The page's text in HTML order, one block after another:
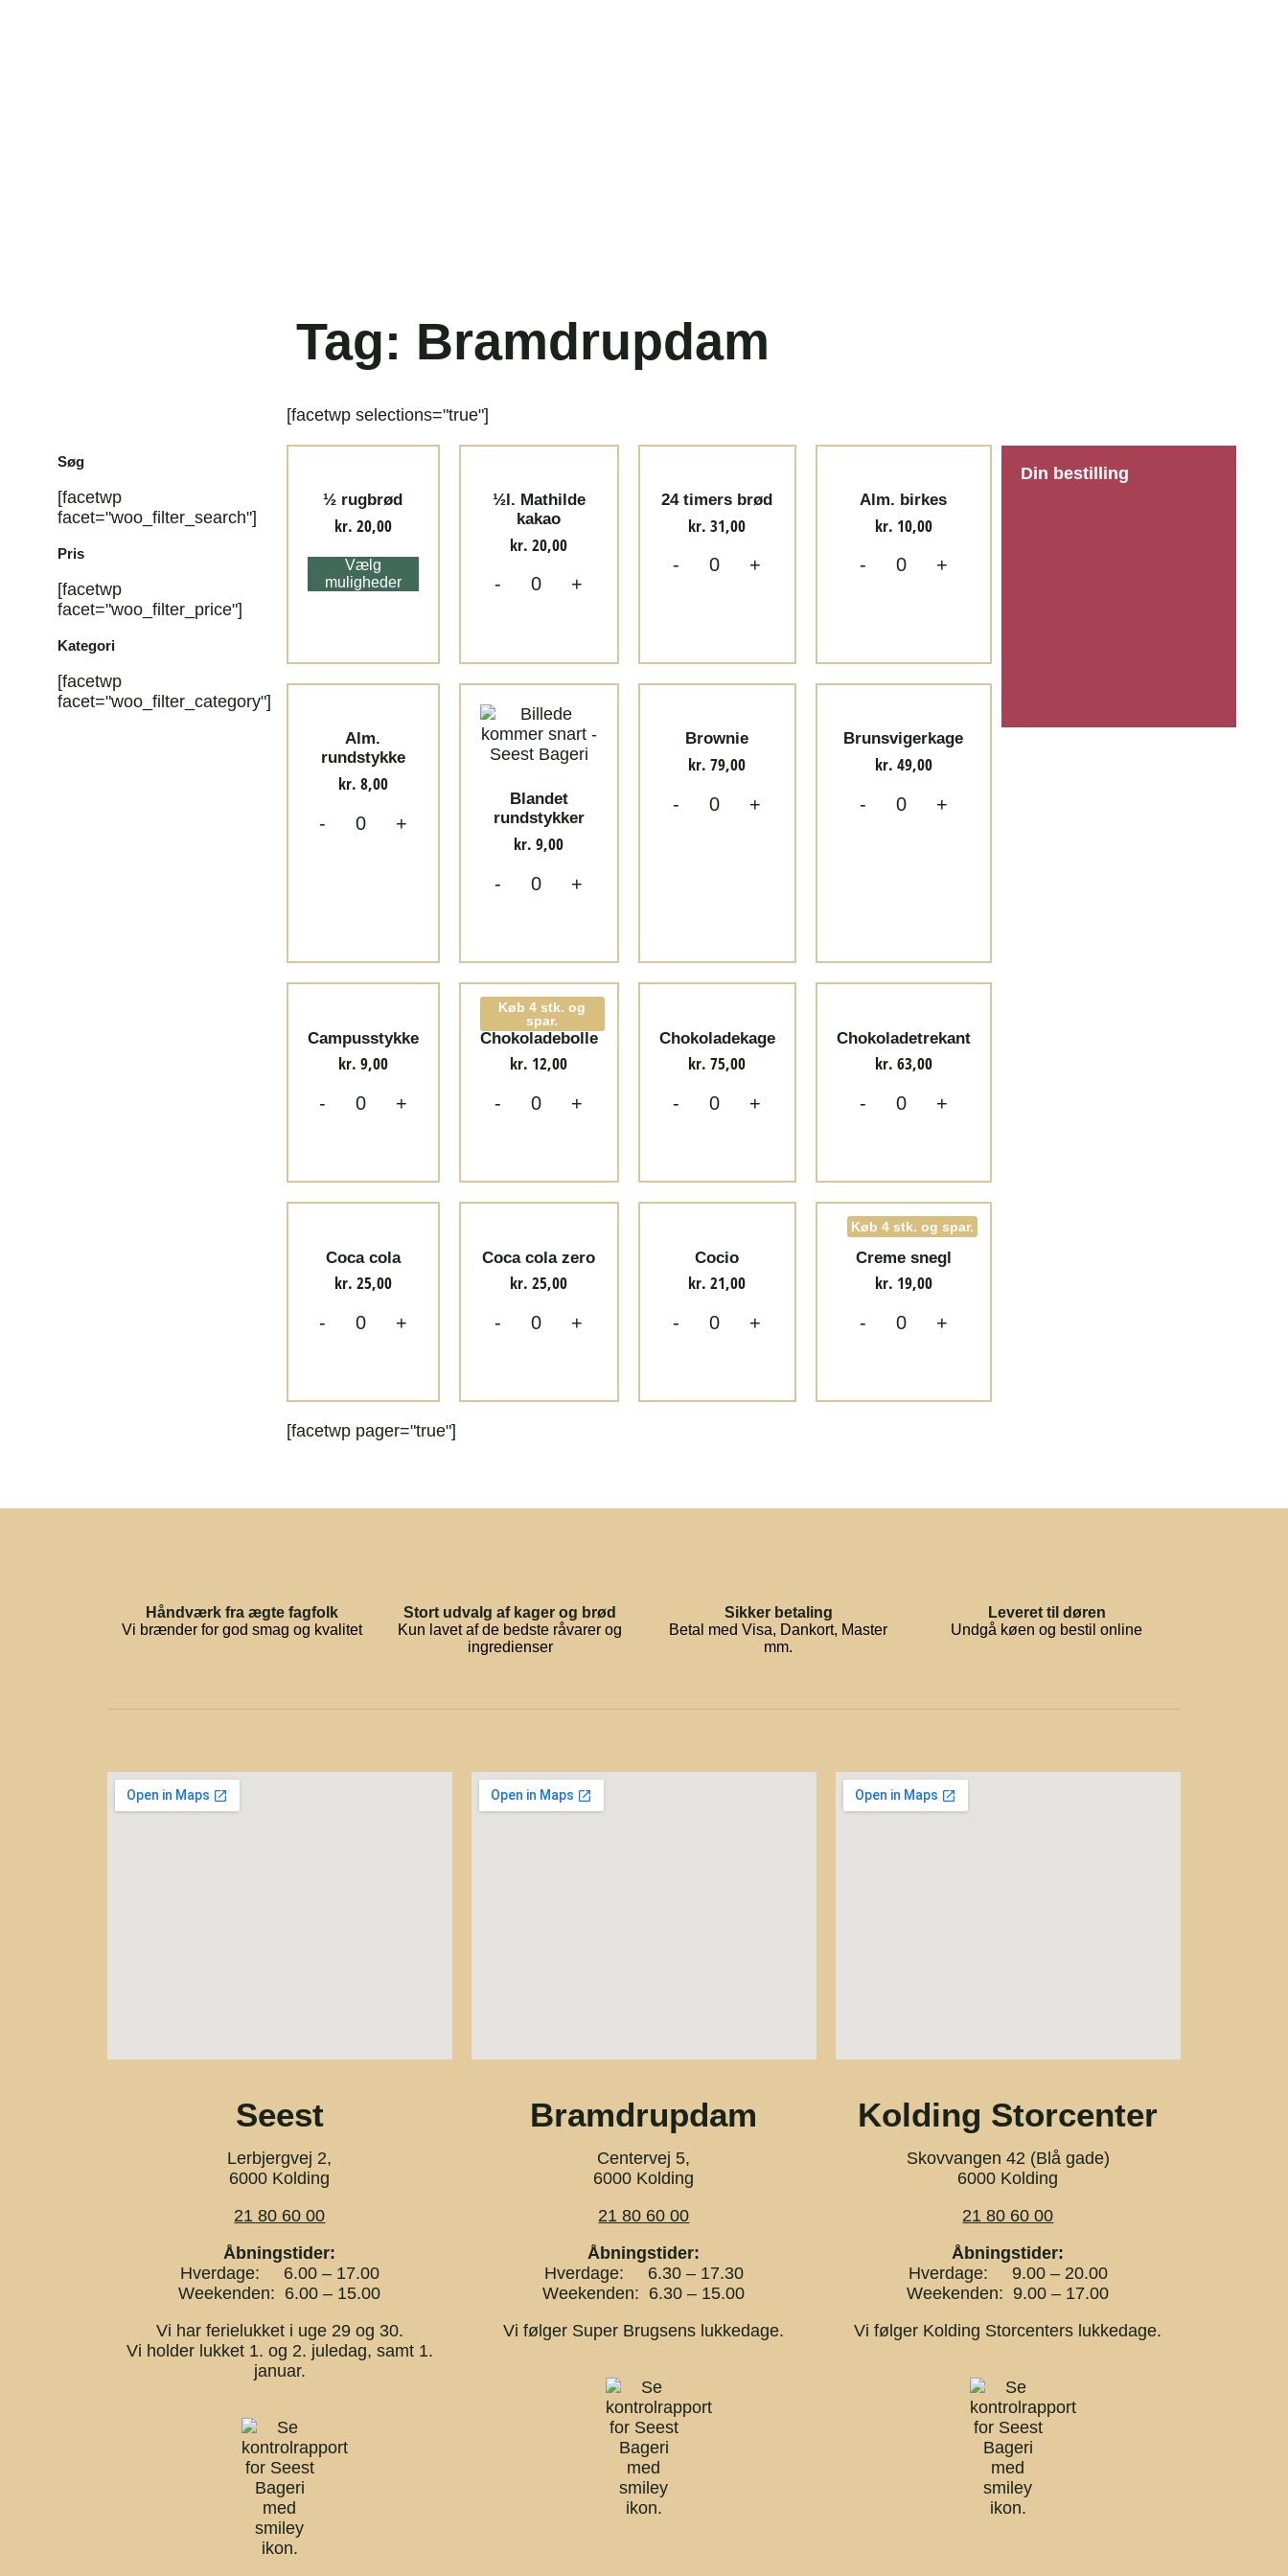
Tag: Bramdrupdam
Søg
[facetwp
facet="woo_filter_search"]
Pris
[facetwp
facet="woo_filter_price"]
Kategori
[facetwp
facet="woo_filter_category"]
[facetwp selections="true"]
½ rugbrød
kr. 20,00
Vælg
muligheder
½l. Mathilde
kakao
kr. 20,00
- +
24 timers brød
kr. 31,00
- +
Alm. birkes
kr. 10,00
- +
Alm.
rundstykke
kr. 8,00
- +
Blandet
rundstykker
kr. 9,00
- +
Brownie
kr. 79,00
- +
Brunsvigerkage
kr. 49,00
- +
Campusstykke
kr. 9,00
- +
Køb 4 stk. og
spar.
Chokoladebolle
kr. 12,00
- +
Chokoladekage
kr. 75,00
- +
Chokoladetrekant
kr. 63,00
- +
Coca cola
kr. 25,00
- +
Coca cola zero
kr. 25,00
- +
Cocio
kr. 21,00
- +
Køb 4 stk. og spar.
Creme snegl
kr. 19,00
- +
[facetwp pager="true"]
Din bestilling
Håndværk fra ægte fagfolk
Vi brænder for god smag og kvalitet
Stort udvalg af kager og brød
Kun lavet af de bedste råvarer og
ingredienser
Sikker betaling
Betal med Visa, Dankort, Master
mm.
Leveret til døren
Undgå køen og bestil online
Seest
Lerbjergvej 2,
6000 Kolding
21 80 60 00
Åbningstider:
Hverdage: 6.00 – 17.00
Weekenden: 6.00 – 15.00
Vi har ferielukket i uge 29 og 30.
Vi holder lukket 1. og 2. juledag, samt 1.
januar.
Bramdrupdam
Centervej 5,
6000 Kolding
21 80 60 00
Åbningstider:
Hverdage: 6.30 – 17.30
Weekenden: 6.30 – 15.00
Vi følger Super Brugsens lukkedage.
Kolding Storcenter
Skovvangen 42 (Blå gade)
6000 Kolding
21 80 60 00
Åbningstider:
Hverdage: 9.00 – 20.00
Weekenden: 9.00 – 17.00
Vi følger Kolding Storcenters lukkedage.